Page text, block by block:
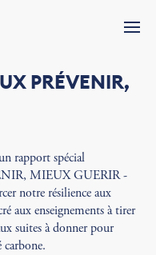
PRÉVENIR,
rapport spécial
MIEUX GUERIR -
notre résilience aux
aux enseignements à tirer
suites à donner pour